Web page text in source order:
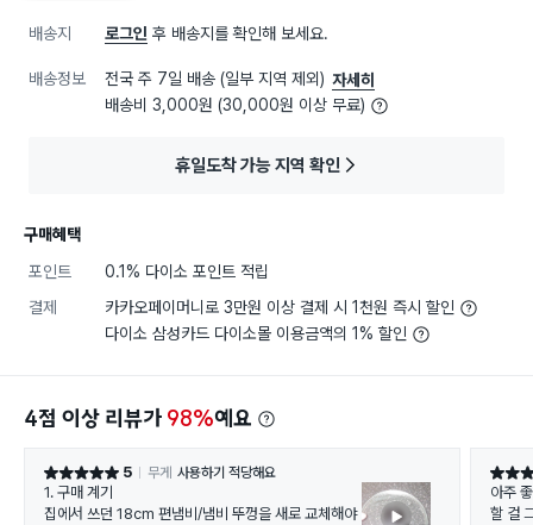
배송지 로그인 후 배송지를 확인해 보세요.
배송정보 전국 주 7일 배송 (일부 지역 제외) 자세히
배송비 3,000원 (30,000원 이상 무료)
휴일도착 가능 지역 확인
구매혜택
포인트
0.1% 다이소 포인트 적립
결제
카카오페이머니로 3만원 이상 결제 시 1천원 즉시 할인
다이소 삼성카드 다이소몰 이용금액의 1% 할인
4점 이상 리뷰가 98%예요
별점 5점 5 무게 사용하기 적당해요
​1. 구매 계기
집에서 쓰던 18cm 편냄비/냄비 뚜껑을 새로 교체해야
별점 5
아주
할 걸